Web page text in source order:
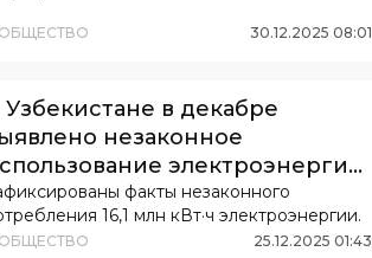
ОБЩЕСТВО 30.12.2025 08:01
ОБЩЕСТВО 25.12.2025 01:43
Узбекистане в декабре
незаконное
электроэнергии
на 29 млрд сумов
факты незаконного
16,1 млн кВт·ч электроэнергии.